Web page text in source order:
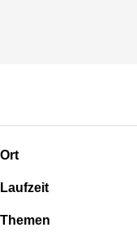
Ort
Laufzeit
Themen